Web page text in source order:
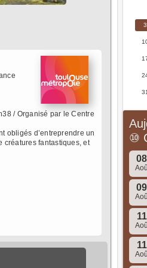
/ Organisé par le Centre
obligés d’entreprendre un
créatures fantastiques, et
3
31
⑩
08
Aoû
09
Aoû
11
Aoû
11
Aoû